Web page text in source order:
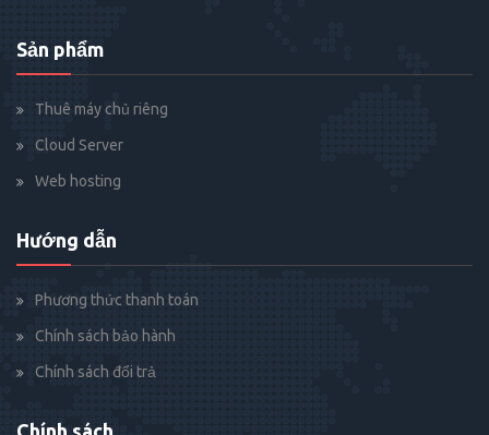
Sản phẩm
Thuê máy chủ riêng
Cloud Server
Web hosting
Hướng dẫn
Phương thức thanh toán
Chính sách bảo hành
Chính sách đổi trả
Chính sách